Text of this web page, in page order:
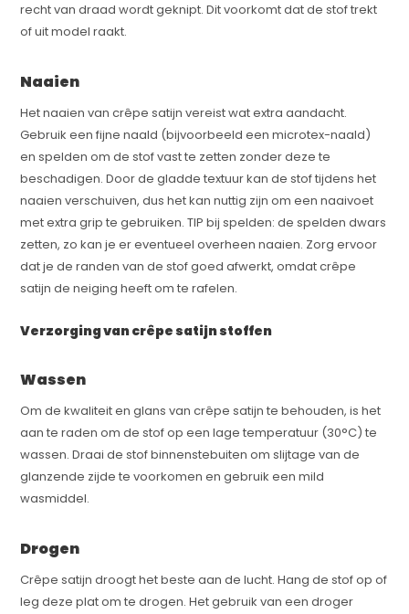
recht van draad wordt geknipt. Dit voorkomt dat de stof trekt
of uit model raakt.
Naaien
Het naaien van crêpe satijn vereist wat extra aandacht.
Gebruik een fijne naald (bijvoorbeeld een microtex-naald)
en spelden om de stof vast te zetten zonder deze te
beschadigen. Door de gladde textuur kan de stof tijdens het
naaien verschuiven, dus het kan nuttig zijn om een naaivoet
met extra grip te gebruiken. TIP bij spelden: de spelden dwars
zetten, zo kan je er eventueel overheen naaien. Zorg ervoor
dat je de randen van de stof goed afwerkt, omdat crêpe
satijn de neiging heeft om te rafelen.
Verzorging van crêpe satijn stoffen
Wassen
Om de kwaliteit en glans van crêpe satijn te behouden, is het
aan te raden om de stof op een lage temperatuur (30°C) te
wassen. Draai de stof binnenstebuiten om slijtage van de
glanzende zijde te voorkomen en gebruik een mild
wasmiddel.
Drogen
Crêpe satijn droogt het beste aan de lucht. Hang de stof op of
leg deze plat om te drogen. Het gebruik van een droger